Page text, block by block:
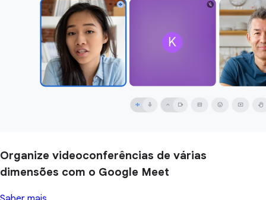
Organize videoconferências de várias
dimensões com o Google Meet